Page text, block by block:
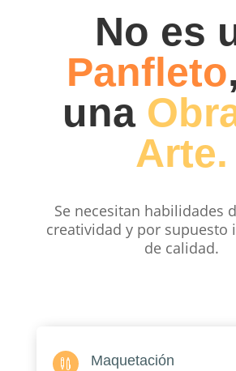
No es
Panfleto
una
Arte.
Se necesitan habilidades
creatividad y por supuesto
de calidad.

Maquetación